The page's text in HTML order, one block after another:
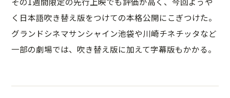
く日本語吹き替え版をつけての本格公開にこぎつけた。
グランドシネマサンシャイン池袋や川崎チネチッタなど
一部の劇場では、吹き替え版に加えて字幕版もかかる。